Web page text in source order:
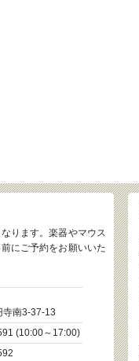
ります。楽器やマウス
にご予約をお願いいた
寺南3-37-13
(10:00～17:00)